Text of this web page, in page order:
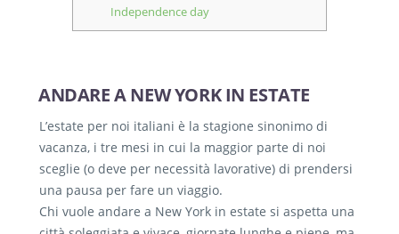
Independence day
ANDARE A NEW YORK IN ESTATE
L’estate per noi italiani è la stagione sinonimo di
vacanza, i tre mesi in cui la maggior parte di noi
sceglie (o deve per necessità lavorative) di prendersi
una pausa per fare un viaggio.
Chi vuole andare a New York in estate si aspetta una